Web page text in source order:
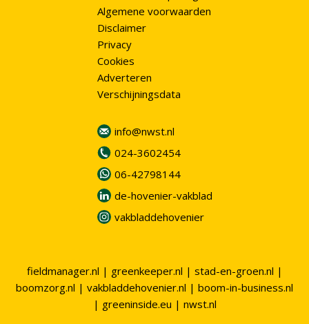
Algemene voorwaarden
Disclaimer
Privacy
Cookies
Adverteren
Verschijningsdata
info@nwst.nl
024-3602454
06-42798144
de-hovenier-vakblad
vakbladdehovenier
fieldmanager.nl | greenkeeper.nl | stad-en-groen.nl |
boomzorg.nl | vakbladdehovenier.nl | boom-in-business.nl
| greeninside.eu | nwst.nl